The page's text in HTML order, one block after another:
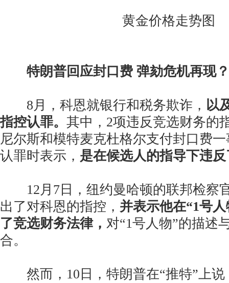
黄金价格走势图
特朗普回应封口费 弹劾危机再现？
8月，科恩就银行和税务欺诈， 以
指控认罪。 其中，2项违反竞选财务的
尼尔斯和模特麦克杜格尔支付封口费
认罪时表示， 是在候选人的指导下违
12月7日，纽约曼哈顿的联邦检察
出了对科恩的指控， 并表示他在“1号
了竞选财务法律， 对“1号人物”的描述
合。
然而，10日，特朗普在“推特”上说